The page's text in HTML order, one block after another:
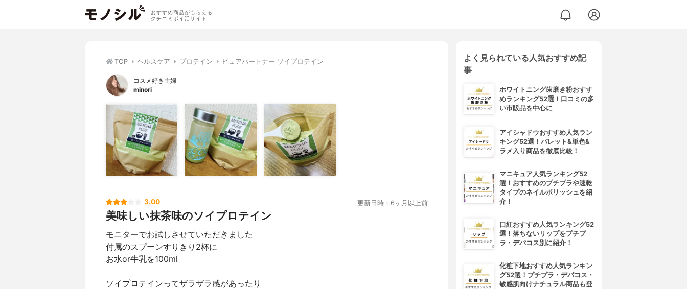
おすすめ商品がもらえる
クチコミポイ活サイト
TOP ヘルスケア プロテイン ピュアパートナー ソイプロテイン
コスメ好き主婦
minori
3.00 更新日時：6ヶ月以上前
美味しい抹茶味のソイプロテイン
モニターでお試しさせていただきました
付属のスプーンすりきり2杯に
お水or牛乳を100ml
ソイプロテインってザラザラ感があったり
よく見られている人気おすすめ記
事
ホワイトニング歯磨き粉おすす
めランキング52選！口コミの多
い市販品を中心に
アイシャドウおすすめ人気ラン
キング52選！パレット&単色&
ラメ入り商品を徹底比較！
マニキュア人気ランキング52
選！おすすめのプチプラや速乾
タイプのネイルポリッシュを紹
介！
口紅おすすめ人気ランキング52
選！落ちないリップをプチプ
ラ・デパコス別に紹介！
化粧下地おすすめ人気ランキン
グ52選！プチプラ・デパコス・
敏感肌向けナチュラル商品も登